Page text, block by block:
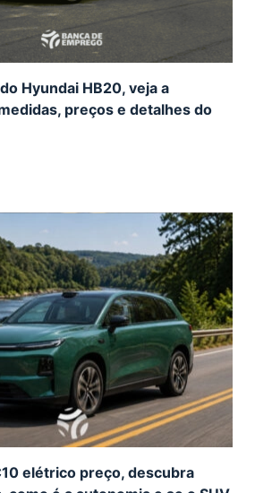
Hyundai HB20, veja a
preços e detalhes do
elétrico preço, descubra